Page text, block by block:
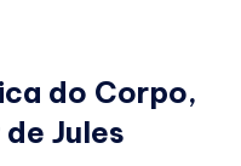
do Corpo,
Jules